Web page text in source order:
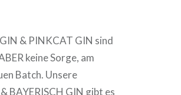
& PINKCAT GIN sind
keine Sorge, am
Batch. Unsere
BAYERISCH GIN gibt es